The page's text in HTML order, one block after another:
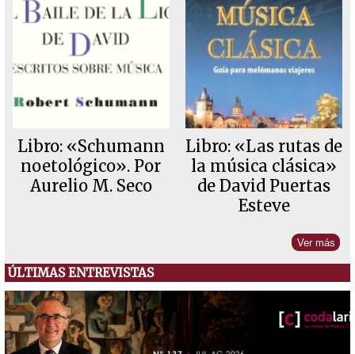
Libro: «Schumann
noetológico». Por
Aurelio M. Seco
Libro: «Las rutas de
la música clásica»
de David Puertas
Esteve
Ver más
ÚLTIMAS ENTREVISTAS